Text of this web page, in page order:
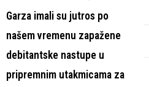
Garza imali su jutros po
našem vremenu zapažene
debitantske nastupe u
pripremnim utakmicama za